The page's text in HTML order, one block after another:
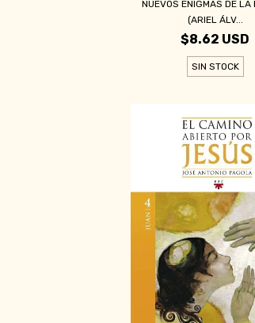
NUEVOS ENIGMAS DE LA
(ARIEL ÁLV...
$8.62 USD
SIN STOCK